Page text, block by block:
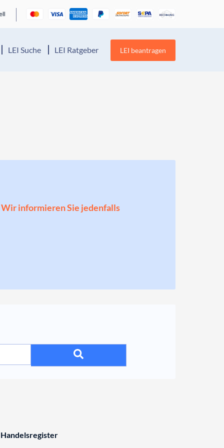
LEI Suche LEI Ratgeber LEI beantragen
Wir informieren Sie jedenfalls